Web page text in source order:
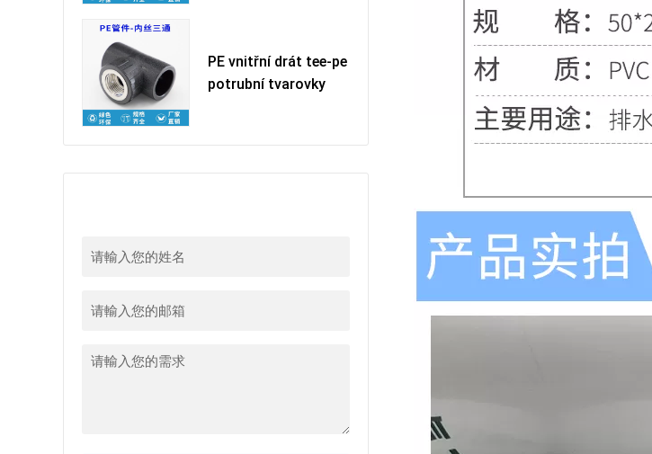
PE vnitřní drát tee-pe
potrubní tvarovky